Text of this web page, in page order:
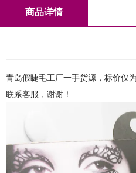
商品详情
青岛假睫毛工厂一手货源，标价仅
联系客服，谢谢！